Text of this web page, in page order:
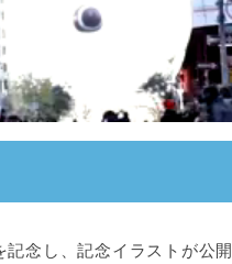
記念し、記念イラストが公開